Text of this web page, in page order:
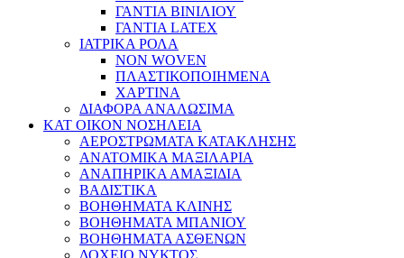
ΓΑΝΤΙΑ ΒΙΝΙΛΙΟΥ
ΓΑΝΤΙΑ LATEX
ΙΑΤΡΙΚΑ ΡΟΛΑ
NON WOVEN
ΠΛΑΣΤΙΚΟΠΟΙΗΜΕΝΑ
ΧΑΡΤΙΝΑ
ΔΙΑΦΟΡΑ ΑΝΑΛΩΣΙΜΑ
ΚΑΤ ΟΙΚΟΝ ΝΟΣΗΛΕΙΑ
ΑΕΡΟΣΤΡΩΜΑΤΑ ΚΑΤΑΚΛΗΣΗΣ
ΑΝΑΤΟΜΙΚΑ ΜΑΞΙΛΑΡΙΑ
ΑΝΑΠΗΡΙΚΑ ΑΜΑΞΙΔΙΑ
ΒΑΔΙΣΤΙΚΑ
ΒΟΗΘΗΜΑΤΑ ΚΛΙΝΗΣ
ΒΟΗΘΗΜΑΤΑ ΜΠΑΝΙΟΥ
ΒΟΗΘΗΜΑΤΑ ΑΣΘΕΝΩΝ
ΔΟΧΕΙΟ ΝΥΚΤΟΣ